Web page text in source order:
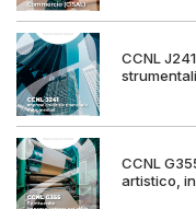
era:
è:
CCNL
strumentali
CCNL
artistico,